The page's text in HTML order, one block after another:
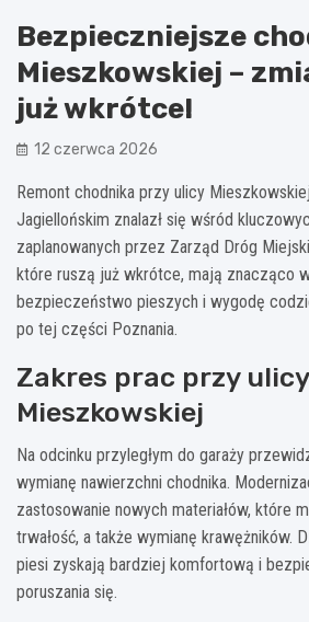
Bezpieczniejsze
Mieszkowskiej –
już wkrótce!
12 czerwca 2026
Remont chodnika przy ulicy
Jagiellońskim znalazł się wśród
zaplanowanych przez Zarząd Dróg
które ruszą już wkrótce, mają znacząco
bezpieczeństwo pieszych i wygodę
po tej części Poznania.
Zakres prac przy ulicy
Mieszkowskiej
Na odcinku przyległym do garaży
wymianę nawierzchni chodnika.
zastosowanie nowych materiałów, które
trwałość, a także wymianę krawężników.
piesi zyskają bardziej komfortową i
poruszania się.